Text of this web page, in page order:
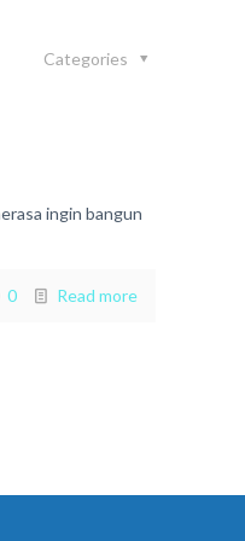
Categories
ingin bangun
0 Read more